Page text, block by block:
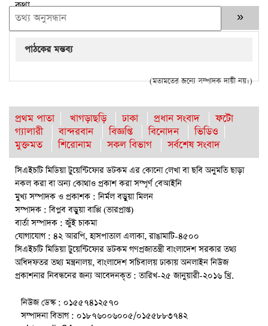
পাঠকের মন্তব্য
(মতামতের জন্যে সম্পাদক দায়ী নয়।)
প্রথম পাতা খাগড়াছড়ি ঢাকা প্রধান সংবাদ
ফটো
গ্যালারী
বান্দরবান বিজ্ঞপ্তি বিনোদন
ভিডিও
মুক্তমত
শিরোনাম সকল বিভাগ সর্বশেষ সংবাদ
সিএইচটি মিডিয়া টুয়েন্টিফোর ডটকম এর কোনো লেখা বা ছবি অনুমতি ছাড়া
নকল করা বা অন্য কোথাও প্রকাশ করা সম্পূর্ণ বেআইনি
মুখ্য সম্পাদক ও প্রকাশক : নির্মল বড়ুয়া মিলন
সম্পাদক : বিপ্লব বড়ুয়া বাপ্পি (ভারপ্রাপ্ত)
বার্তা সম্পাদক : জুঁই চাকমা
যোগাযোগ : ৪২ আরপি, হাসপাতাল এলাকা, রাঙামাটি-৪৫০০
সিএইচটি মিডিয়া টুয়েন্টিফোর ডটকম গণপ্রজাতন্ত্রী বাংলাদেশ সরকার তথ্য
অধিদফতর তথ্য মন্ত্রনালয়, বাংলাদেশ সচিবালয় ঢাকায় অনলাইন নিউজ
প্রকাশনার নিবন্ধনের জন্য আবেদনকৃত : তারিখ-২৫ জানুয়ারী-২০১৬ খ্রি.
নিউজ ডেস্ক : ০১৫৫৭৪১২৫৭০
সম্পাদনা বিভাগ : ০১৮৭৬০০৬০০৫/০১৫৫৮৮৩৭৪২